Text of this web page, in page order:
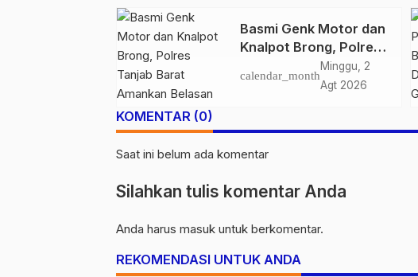
Basmi Genk Motor dan
Knalpot Brong, Polres
Tanjab Barat Amankan
Belasan Kendaraan
calendar_month
Minggu, 2
Agt 2026
KOMENTAR (0)
Saat ini belum ada komentar
Silahkan tulis komentar Anda
Anda harus masuk untuk berkomentar.
REKOMENDASI UNTUK ANDA